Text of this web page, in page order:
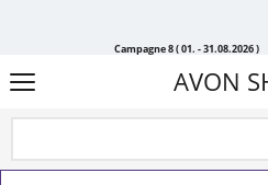
Campagne 8 ( 01. - 31.08.2026 )
AVON